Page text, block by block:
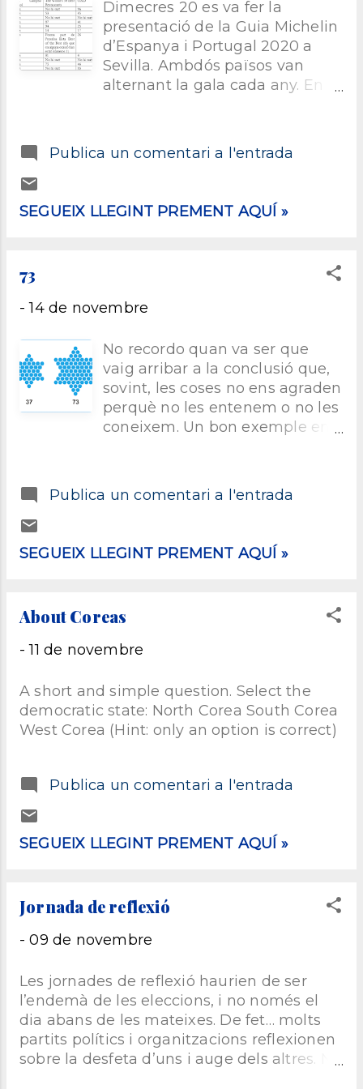
No obstant, i no és pas el motiu de
l’entrada, com us dic no em va acabar de
convèncer. Si bé parla de les xarxes socials,
posa el focus bàsicament en el vídeo viral
d’un policia saltant en unes escales en una
Dimecres 20 es va fer la
presentació de la Guia Michelin
d’Espanya i Portugal 2020 a
Sevilla. Ambdós països van
alternant la gala cada any. En el
celebrat... de manera que no
puc posar resultats ni
vull parlar, els resultats és el de
menys. I cada vegada més.
descomptat que tothom que
llegeix això sap de què parlem.
que publica anualment (una
per país o regió) la marca de
pneumàtics. En aquesta guia hi
ha una llista de restaurants
qualificats o agrupats en tres
lloc web, quan un restaurant
gran finesa i compensa parar-
excepcional i mereix la pena
un tres estrelles té una cuina
Publica un comentari a l'entrada
SEGUEIX LLEGINT PREMENT AQUÍ »
73
-14 de novembre
No recordo quan va ser que
vaig arribar a la conclusió que,
sovint, les coses no ens agraden
perquè no les entenem o no les
coneixem. Un bon exemple en
desagradaven. És clar que les
matemàtiques és un terme
i restes, recordo que quan
anava a l’escola m’agradava
destresa… però bé…
Naturalment, no és l’única
disciplina matemàtica, per
També hi ha àlgebra, teoria de
números, trigonometria,
estadística, combinatòria, teoria
estadística, criptografia… I sovint
bé no ens les expliquen de
manera motivadora. Aquesta
les matemàtiques. Invito a
veure els números des d’una
segur, que algú quedarà una
mica amb la boca oberta. Avui,
parlem del número 73. Ce...
Publica un comentari a l'entrada
SEGUEIX LLEGINT PREMENT AQUÍ »
About Coreas
-11 de novembre
A short and simple question. Select the
democratic state: North Corea South Corea
West Corea (Hint: only an option is correct)
Publica un comentari a l'entrada
SEGUEIX LLEGINT PREMENT AQUÍ »
Jornada de reflexió
-09 de novembre
Les jornades de reflexió haurien de ser
l’endemà de les eleccions, i no només el
dia abans de les mateixes. De fet… molts
partits polítics i organitzacions reflexionen
sobre la desfeta d’uns i auge dels altres. No